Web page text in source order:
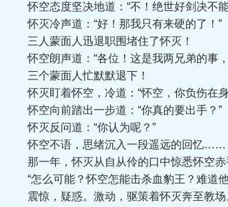
怀空态度坚决地道：“不！绝世好剑决不能
怀灭冷声道：“好！那我只有来硬的了！”
三人蒙面人迅退职围堵住了怀灭！
怀空朗声道：“各位！这是我两兄弟的事，
三个蒙面人忙默默退下！
怀灭盯着怀空，冷道：“怀空，你负伤在
怀空向前踏出一步道：“你真的要出手？”
怀灭反问道：“你认为呢？”
怀空不语，思绪沉入一段遥远的回忆……
那一年，怀灭从自从伶的口中惊悉怀空赤
“怎么可能？怀空怎能击杀血豹王？难道他
震惊，疑惑。激动，驱策着怀灭奔至教场